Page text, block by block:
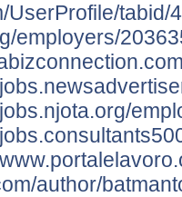
UserProfile/
employers/
author/